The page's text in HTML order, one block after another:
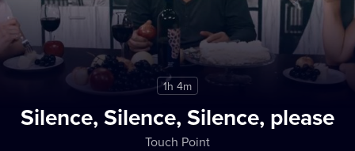
Registrujte se
1h 4m
Silence, Silence, Silence, please
Touch Point